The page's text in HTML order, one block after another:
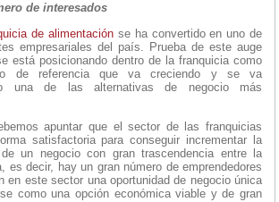
de interesados
de alimentación se ha convertido en uno de
empresariales del país. Prueba de este auge
está posicionando dentro de la franquicia como
de referencia que va creciendo y se va
una de las alternativas de negocio más
apuntar que el sector de las franquicias
satisfactoria para conseguir incrementar la
un negocio con gran trascendencia entre la
es decir, hay un gran número de emprendedores
en este sector una oportunidad de negocio única
como una opción económica viable y de gran